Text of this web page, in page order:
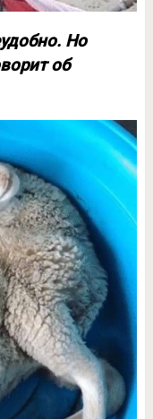
Но
об